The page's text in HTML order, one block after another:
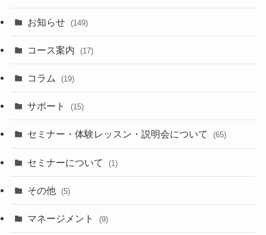
お知らせ (149)
コース案内 (17)
コラム (19)
サポート (15)
セミナー・体験レッスン・説明会について (65)
セミナーについて (1)
その他 (5)
マネージメント (9)